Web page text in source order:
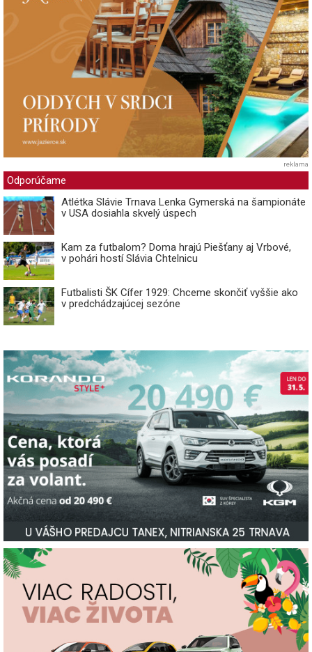
reklama
Odporúčame
Atlétka Slávie Trnava Lenka Gymerská na šampionáte
v USA dosiahla skvelý úspech
Kam za futbalom? Doma hrajú Piešťany aj Vrbové,
v pohári hostí Slávia Chtelnicu
Futbalisti ŠK Cífer 1929: Chceme skončiť vyššie ako
v predchádzajúcej sezóne